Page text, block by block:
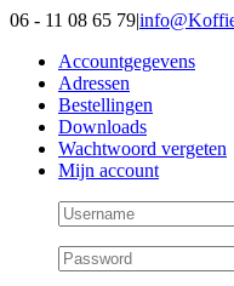
Ga
inhoud
06 - 11 08 65 79|
Accountgegevens
Adressen
Bestellingen
Downloads
Wachtwoord vergeten
Mijn account